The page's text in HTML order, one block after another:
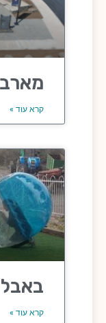
מארב
קרא עוד »
באבל
קרא עוד »